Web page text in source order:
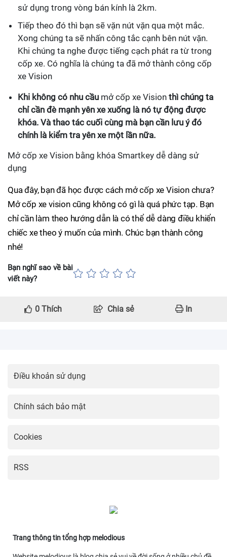
sử dụng trong vòng bán kính là 2km.
Tiếp theo đó thì bạn sẽ vặn nút vặn qua một mắc.
Xong chúng ta sẽ nhấn công tắc cạnh bên nút vặn.
Khi chúng ta nghe được tiếng cạch phát ra từ trong
cốp xe. Có nghĩa là chúng ta đã mở thành công cốp
xe Vision
Khi không có nhu cầu mở cốp xe Vision thì chúng ta
chỉ cần đè mạnh yên xe xuống là nó tự động được
khóa. Và thao tác cuối cùng mà bạn cần lưu ý đó
chính là kiểm tra yên xe một lần nữa.
Mở cốp xe Vision bằng khóa Smartkey dễ dàng sử
dụng
Qua đây, bạn đã học được cách mở cốp xe Vision chưa?
Mở cốp xe vision cũng không có gì là quá phức tạp. Bạn
chỉ cần làm theo hướng dẫn là có thể dễ dàng điều khiển
chiếc xe theo ý muốn của mình. Chúc bạn thành công
nhé!
Bạn nghĩ sao về bài
viết này?
0 Thích Chia sẻ In
Điều khoản sử dụng
Chính sách bảo mật
Cookies
RSS
Trang thông tin tổng hợp melodious